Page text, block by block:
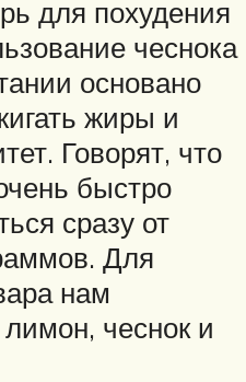
для похудения
чеснока
основано
жиры и
Говорят, что
быстро
сразу от
Для
нам
чеснок и